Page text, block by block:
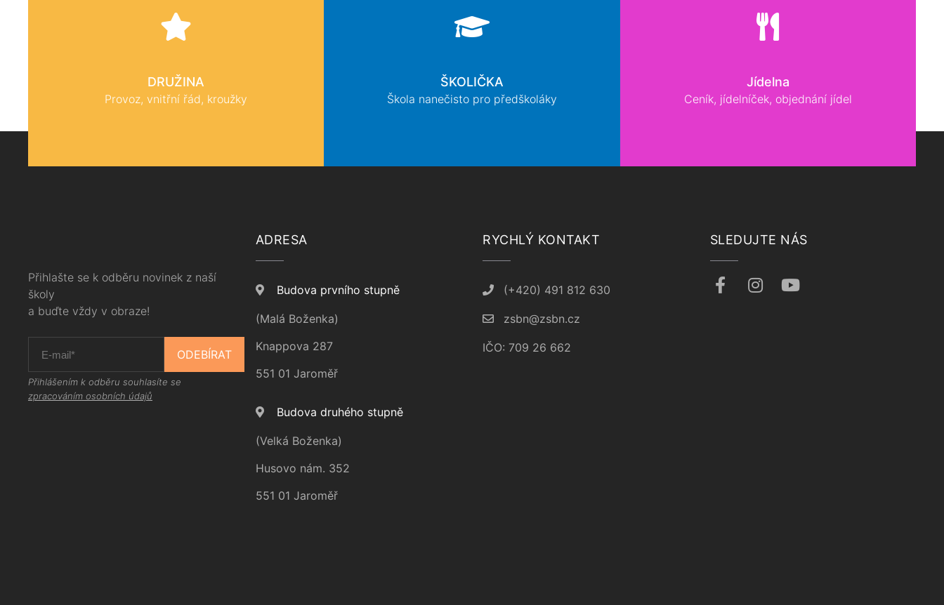
DRUŽINA
Provoz, vnitřní řád, kroužky
ŠKOLIČKA
Škola nanečisto pro předškoláky
Jídelna
Ceník, jídelníček, objednání jídel
Přihlašte se k odběru novinek z naší
školy
a buďte vždy v obraze!
ODEBÍRAT
Přihlášením k odběru souhlasíte se
zpracováním osobních údajů
ADRESA
Budova prvního stupně
(Malá Boženka)
Knappova 287
551 01 Jaroměř
Budova druhého stupně
(Velká Boženka)
Husovo nám. 352
551 01 Jaroměř
RYCHLÝ KONTAKT
(+420) 491 812 630
zsbn@zsbn.cz
IČO: 709 26 662
SLEDUJTE NÁS